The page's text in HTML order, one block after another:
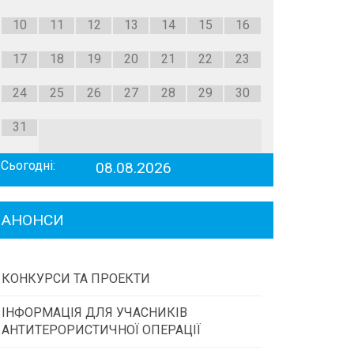
10 11 12 13 14 15 16
17 18 19 20 21 22 23
24 25 26 27 28 29 30
31
Сьогодні: 08.08.2026
АНОНСИ
КОНКУРСИ ТА ПРОЕКТИ
Конкурс проектів та програм місцевого
самоврядування
ІНФОРМАЦІЯ ДЛЯ УЧАСНИКІВ
АНТИТЕРОРИСТИЧНОЇ ОПЕРАЦІЇ